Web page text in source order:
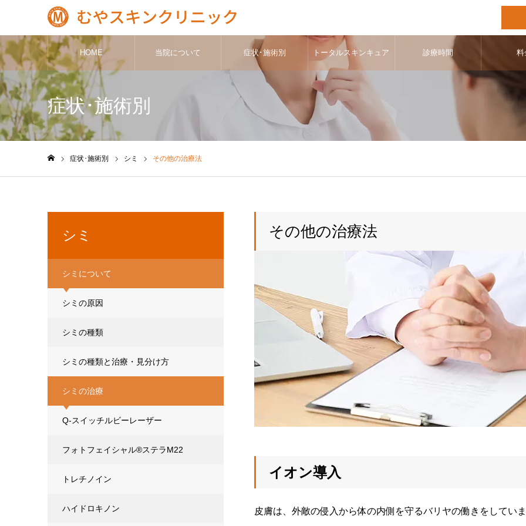
HOME 当院について 症状･施術別 トータルスキンキュア 診療時間 料
症状･施術別
症状･施術別 シミ その他の治療法
その他の治療法
イオン導入
皮膚は、外敵の侵入から体の内側を守るバリヤの働きをしてい
シミ
シミについて
シミの原因
シミの種類
シミの種類と治療・見分け方
シミの治療
Q-スイッチルビーレーザー
フォトフェイシャル®ステラM22
トレチノイン
ハイドロキノン